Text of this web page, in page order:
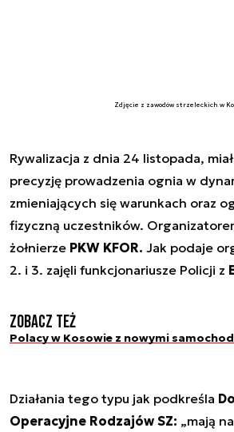
Zdjęcie z zawodów strzeleckich w
Rywalizacja z dnia 24 listopada,
precyzję prowadzenia ognia w
zmieniających się warunkach oraz
fizyczną uczestników.
żołnierze PKW KFOR. Jak podaje
2. i 3. zajęli funkcjonariusze Policji z
Zobacz też
Polacy w Kosowie z nowymi
Działania tego typu jak podkreśla
Operacyjne Rodzajów SZ: „mają